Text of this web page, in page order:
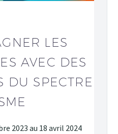
LES
AVEC DES
DU SPECTRE
2023 au 18 avril 2024